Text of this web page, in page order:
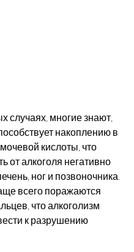
накоплению в
кислоты, что
от алкоголя негативно
ног и позвоночника.
всего поражаются
что алкоголизм
к разрушению